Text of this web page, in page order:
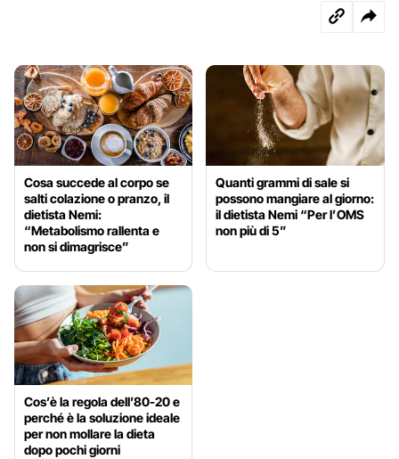
Cosa succede al corpo se
salti colazione o pranzo, il
dietista Nemi:
“Metabolismo rallenta e
non si dimagrisce”
Quanti grammi di sale si
possono mangiare al giorno:
il dietista Nemi “Per l’OMS
non più di 5”
Cos’è la regola dell’80-20 e
perché è la soluzione ideale
per non mollare la dieta
dopo pochi giorni